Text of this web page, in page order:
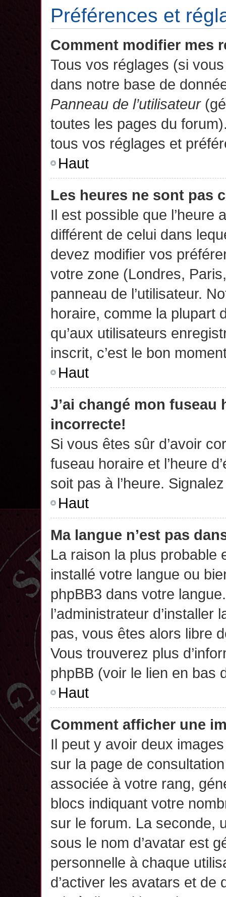
Préférences et
Comment modifier mes
Tous vos réglages (si
dans notre base de
Panneau de l’utilisateur
toutes les pages du
tous vos réglages et
Haut
Les heures ne sont pas
Il est possible que l’heure
différent de celui dans
devez modifier vos
votre zone (Londres,
panneau de l’utilisateur.
horaire, comme la plupart
qu’aux utilisateurs
inscrit, c’est le bon
Haut
J’ai changé mon fuseau
incorrecte!
Si vous êtes sûr d’avoir
fuseau horaire et l’heure
soit pas à l’heure.
Haut
Ma langue n’est pas
La raison la plus probable
installé votre langue ou
phpBB3 dans votre
l’administrateur d’installer
pas, vous êtes alors libre
Vous trouverez plus
phpBB (voir le lien en bas
Haut
Comment afficher une
Il peut y avoir deux
sur la page de
associée à votre rang,
blocs indiquant votre
sur le forum. La seconde,
sous le nom d’avatar est
personnelle à chaque
d’activer les avatars et de